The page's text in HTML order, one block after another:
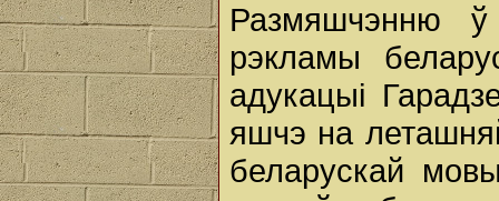
Размяшчэнню ў
рэкламы
адукацыі
яшчэ на
беларускай